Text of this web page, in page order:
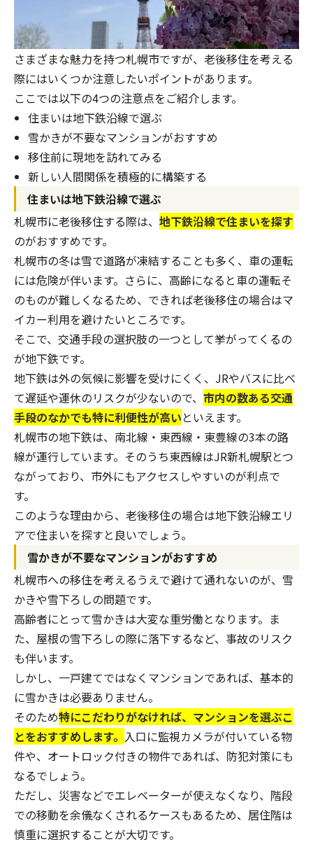
さまざまな魅力を持つ札幌市ですが、老後移住を考える
際にはいくつか注意したいポイントがあります。
ここでは以下の4つの注意点をご紹介します。
住まいは地下鉄沿線で選ぶ
雪かきが不要なマンションがおすすめ
移住前に現地を訪れてみる
新しい人間関係を積極的に構築する
住まいは地下鉄沿線で選ぶ
札幌市に老後移住する際は、 地下鉄沿線で住まいを探す
のがおすすめです。
札幌市の冬は雪で道路が凍結することも多く、車の運転
には危険が伴います。さらに、高齢になると車の運転そ
のものが難しくなるため、できれば老後移住の場合はマ
イカー利用を避けたいところです。
そこで、交通手段の選択肢の一つとして挙がってくるの
が地下鉄です。
地下鉄は外の気候に影響を受けにくく、JRやバスに比べ
て遅延や運休のリスクが少ないので、 市内の数ある交通
手段のなかでも特に利便性が高いといえます。
札幌市の地下鉄は、南北線・東西線・東豊線の3本の路
線が運行しています。そのうち東西線はJR新札幌駅とつ
ながっており、市外にもアクセスしやすいのが利点で
す。
このような理由から、老後移住の場合は地下鉄沿線エリ
アで住まいを探すと良いでしょう。
雪かきが不要なマンションがおすすめ
札幌市への移住を考えるうえで避けて通れないのが、雪
かきや雪下ろしの問題です。
高齢者にとって雪かきは大変な重労働となります。ま
た、屋根の雪下ろしの際に落下するなど、事故のリスク
も伴います。
しかし、一戸建てではなくマンションであれば、基本的
に雪かきは必要ありません。
そのため特にこだわりがなければ、マンションを選ぶこ
とをおすすめします。 入口に監視カメラが付いている物
件や、オートロック付きの物件であれば、防犯対策にも
なるでしょう。
ただし、災害などでエレベーターが使えなくなり、階段
での移動を余儀なくされるケースもあるため、居住階は
慎重に選択することが大切です。